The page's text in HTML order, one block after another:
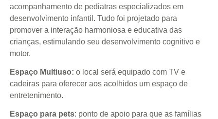
acompanhamento de pediatras especializados em
desenvolvimento infantil. Tudo foi projetado para
promover a interação harmoniosa e educativa das
crianças, estimulando seu desenvolvimento cognitivo e
motor.
Espaço Multiuso: o local será equipado com TV e
cadeiras para oferecer aos acolhidos um espaço de
entretenimento.
Espaço para pets: ponto de apoio para que as famílias